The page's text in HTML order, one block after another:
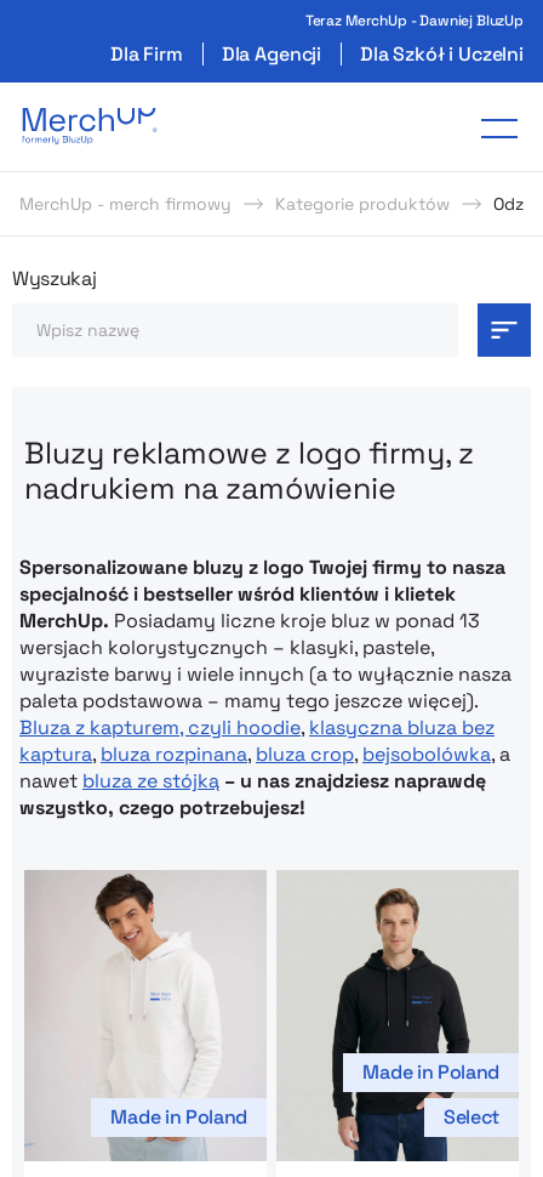
Teraz MerchUp - Dawniej BluzUp
Dla Firm Dla Agencji Dla Szkół i Uczelni
Odzież reklamowa z nadrukiem i gadżety
MerchUp - merch firmowy Kategorie produktów
Odzież reklamowa z
Wyszukaj
Szukaj
Bluzy reklamowe z logo firmy, z
nadrukiem na zamówienie
Spersonalizowane bluzy z logo Twojej firmy to nasza
specjalność i bestseller wśród klientów i klietek
MerchUp. Posiadamy liczne kroje bluz w ponad 13
wersjach kolorystycznych – klasyki, pastele,
wyraziste barwy i wiele innych (a to wyłącznie nasza
paleta podstawowa – mamy tego jeszcze więcej).
Bluza z kapturem, czyli hoodie, klasyczna bluza bez
kaptura, bluza rozpinana, bluza crop, bejsobolówka, a
nawet bluza ze stójką – u nas znajdziesz naprawdę
wszystko, czego potrzebujesz!
Made in Poland
Made in Poland
Select